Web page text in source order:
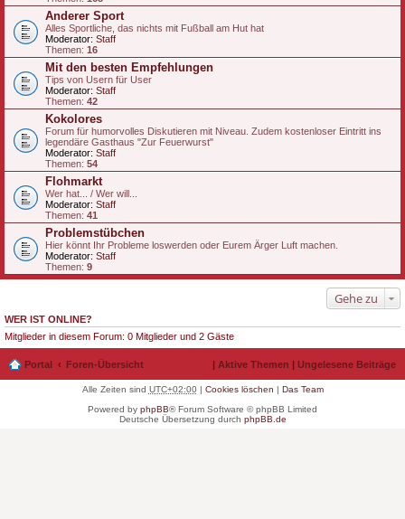
Anderer Sport
Alles Sportliche, das nichts mit Fußball am Hut hat
Moderator: Staff
Themen: 16
Mit den besten Empfehlungen
Tips von Usern für User
Moderator: Staff
Themen: 42
Kokolores
Forum für humorvolles Diskutieren mit Niveau. Zudem kostenloser Eintritt ins
legendäre Gasthaus "Zur Feuerwurst"
Moderator: Staff
Themen: 54
Flohmarkt
Wer hat... / Wer will...
Moderator: Staff
Themen: 41
Problemstübchen
Hier könnt Ihr Probleme loswerden oder Eurem Ärger Luft machen.
Moderator: Staff
Themen: 9
Gehe zu
WER IST ONLINE?
Mitglieder in diesem Forum: 0 Mitglieder und 2 Gäste
Portal Foren-Übersicht | Aktive Themen | Ungelesene Beiträge
Alle Zeiten sind UTC+02:00| Cookies löschen | Das Team
Powered by phpBB® Forum Software © phpBB Limited
Deutsche Übersetzung durch phpBB.de